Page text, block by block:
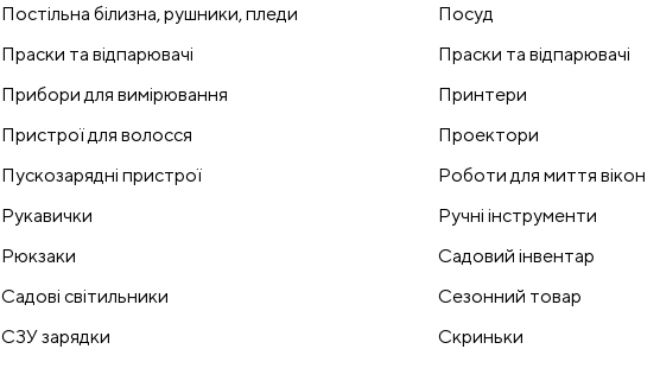
Постільна білизна, рушники, пледи
Посуд
Праски та відпарювачі
Праски та відпарювачі
Прибори для вимірювання
Принтери
Пристрої для волосся
Проектори
Пускозарядні пристрої
Роботи для миття вікон
Рукавички
Ручні інструменти
Рюкзаки
Садовий інвентар
Садові світильники
Сезонний товар
СЗУ зарядки
Скриньки